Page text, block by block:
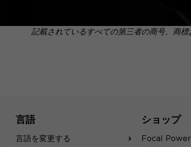
記載されているすべての第三者の商号、商
言語
言語を変更する
ショップ
Focal